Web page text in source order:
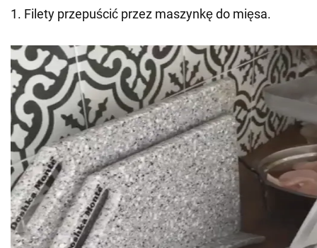
1. Filety przepuścić przez maszynkę do mięsa.